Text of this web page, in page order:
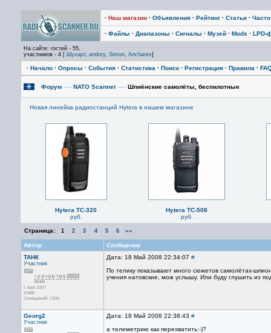
· Наш магазин · Объявления · Рейтинг · Статьи ·
· Файлы · Диапазоны · Сигналы · Музей · Mods · LPD-
На сайте: гостей - 55,
участников - 4 [ Шухарт, andory, Simon, Anchares]
· Начало · Опросы · События · Статистика · Поиск · Регистрация · Правила ·
Форум —› NATO Scanner —› Шпиёнские самолёты, беспилотные
Новая линейка радиостанций Hytera в нашем магазине
Hytera TC-320
руб.
Hytera TC-508
руб.
Страница: 1 2 3 4 5 6 »»
Автор
Сообщение
ТАНК
Участник
с мая 2007
KN88
Сообщений: 1309
Дата: 18 Май 2008 22:34:07 #
По телику показывают много сюжетов самолётах-
учения натовские, мож услышу. Или буду глушить из
Georg2
Участник
Дата: 18 Май 2008 22:38:43 #
а телеметрию как перехватить:-)?